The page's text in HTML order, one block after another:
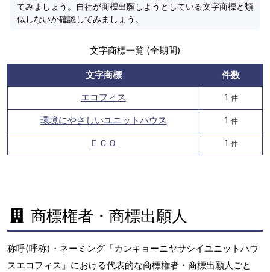
てみましょう。自社が商標出願しようとしている文字商標と類
似しないか確認してみましょう。
文字商標一覧 (全期間)
文字商標
件数
エコフィス
1 件
環境にやさしいユニットハウス 1 件
ＥＣＯ 1 件
商標権者・商標出願人
称呼(呼称)・ネーミング「カンキョーニヤサシイユニットハウ
スエコフィス」における代表的な商標権者・商標出願人ごと